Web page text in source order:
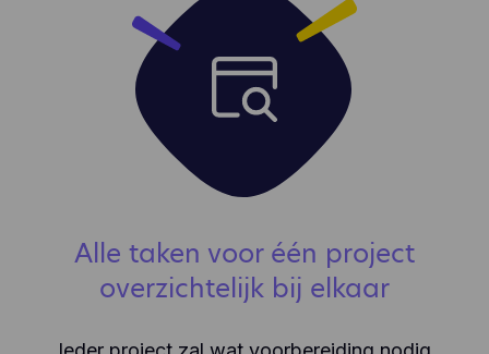
Alle taken voor één project
overzichtelijk bij elkaar